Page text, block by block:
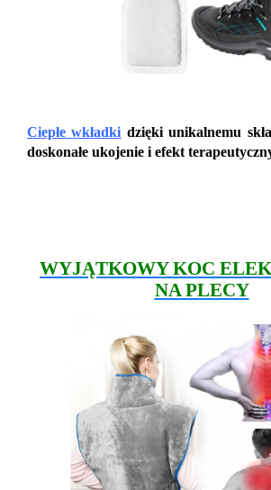
Ciepłe wkładki dzięki unikalnemu
doskonałe ukojenie i efekt
WYJĄTKOWY KOC
NA PLECY